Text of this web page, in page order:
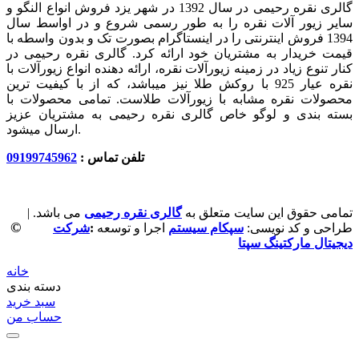
گالری نقره رحیمی در سال 1392 در شهر یزد فروش انواع النگو و
سایر زیور آلات نقره را به طور رسمی شروع و در اواسط سال
1394 فروش اینترنتی را در اینستاگرام بصورت تک و بدون واسطه با
قیمت خریدار به مشتریان خود ارائه کرد. گالری نقره رحیمی در
کنار تنوع زیاد در زمینه زیورآلات نقره، ارائه دهنده انواع زیورآلات با
نقره عیار 925 با روکش طلا نیز میباشد، که از با کیفیت‏ ترین
محصولات نقره مشابه با زیورآلات طلاست. تمامی محصولات با
بسته بندی و لوگو خاص گالری نقره رحیمی به مشتریان عزیز
ارسال میشود.
تلفن تماس : 09199745962
©
تمامی حقوق این سایت متعلق بهگالری نقره رحیمی می باشد. |
طراحی و کد نویسی: سپکام سیستم اجرا و توسعه :شرکت
دیجیتال مارکتینگ سپتا
خانه
دسته بندی
سبد خرید
حساب من